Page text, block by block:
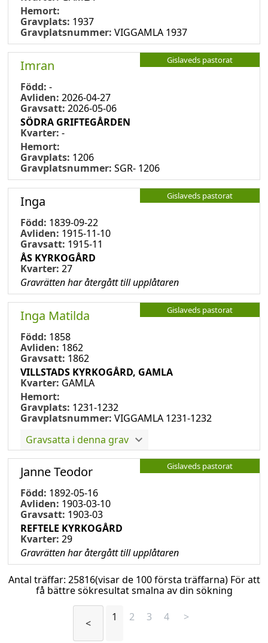
Hemort:
Gravplats: 1937
Gravplatsnummer: VIGGAMLA 1937
Gislaveds pastorat
Imran
Född: -
Avliden: 2026-04-27
Gravsatt: 2026-05-06
SÖDRA GRIFTEGÅRDEN
Kvarter: -
Hemort:
Gravplats: 1206
Gravplatsnummer: SGR- 1206
Gislaveds pastorat
Inga
Född: 1839-09-22
Avliden: 1915-11-10
Gravsatt: 1915-11
ÅS KYRKOGÅRD
Kvarter: 27
Gravrätten har återgått till upplåtaren
Gislaveds pastorat
Inga Matilda
Född: 1858
Avliden: 1862
Gravsatt: 1862
VILLSTADS KYRKOGÅRD, GAMLA
Kvarter: GAMLA
Hemort:
Gravplats: 1231-1232
Gravplatsnummer: VIGGAMLA 1231-1232
Gravsatta i denna grav
Gislaveds pastorat
Janne Teodor
Född: 1892-05-16
Avliden: 1903-03-10
Gravsatt: 1903-03
REFTELE KYRKOGÅRD
Kvarter: 29
Gravrätten har återgått till upplåtaren
Antal träffar: 25816(visar de 100 första träffarna) För att
få bättre sökresultat smalna av din sökning
< 1 2 3 4 >